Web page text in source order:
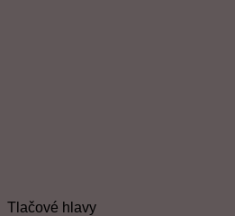
Tlačové hlavy